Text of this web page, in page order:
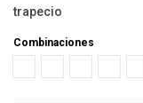
trapecio
Combinaciones